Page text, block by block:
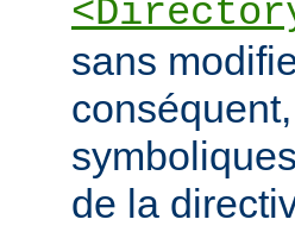
sans
de la